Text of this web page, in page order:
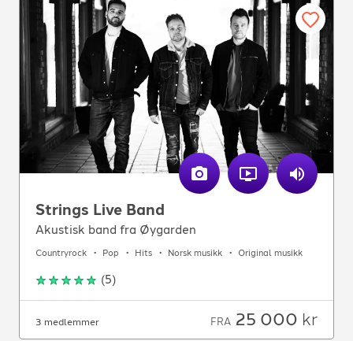
Strings Live Band
Akustisk band fra Øygarden
Countryrock Pop Hits Norsk musikk Original musikk
(5)
3 medlemmer FRA 25 000 kr